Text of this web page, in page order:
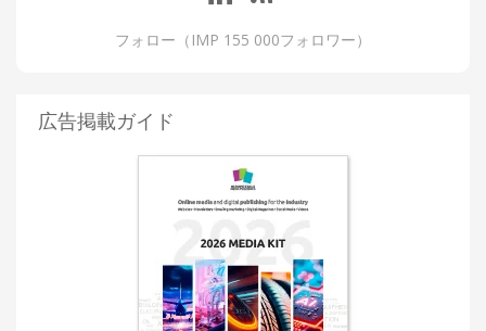
フォロー（IMP 155 000フォロワー）
広告掲載ガイド